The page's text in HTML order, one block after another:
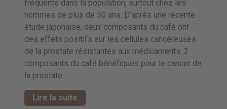
fréquente dans la population, surtout chez les
hommes de plus de 50 ans. D’après une récente
étude japonaise, deux composants du café ont
des effets positifs sur les cellules cancéreuses
de la prostate résistantes aux médicaments. 2
composants du café bénéfiques pour le cancer de
la prostate… …
Lire la suite